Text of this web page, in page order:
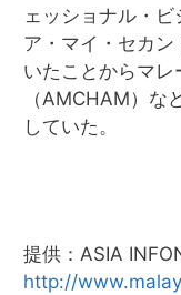
ェッショナル・
ア・マイ・セカ
いたことからマ
（AMCHAM）な
していた。
提供：ASIA
http://